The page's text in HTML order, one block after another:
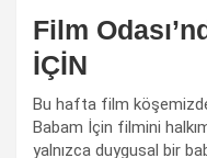
Film
İÇİN
Bu hafta film
Babam İçin filmini
yalnızca duygusal bir